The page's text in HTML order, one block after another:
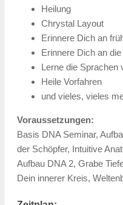
Heilung
Chrystal Layout
Erinnere Dich an
Erinnere Dich an
Lerne die Sprachen
Heile Vorfahren
und vieles, vieles
Voraussetzungen:
Basis DNA Seminar,
der Schöpfer, Intuitive
Aufbau DNA 2, Grabe
Dein innerer Kreis,